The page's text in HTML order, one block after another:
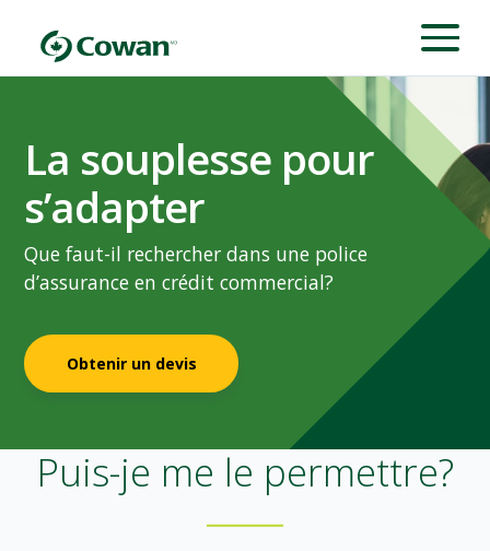
La souplesse pour
s’adapter
Que faut-il rechercher dans une police
d’assurance en crédit commercial?
Obtenir un devis
Puis-je me le permettre?